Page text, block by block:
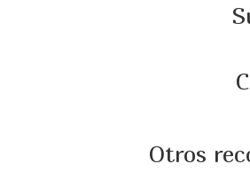
Otros